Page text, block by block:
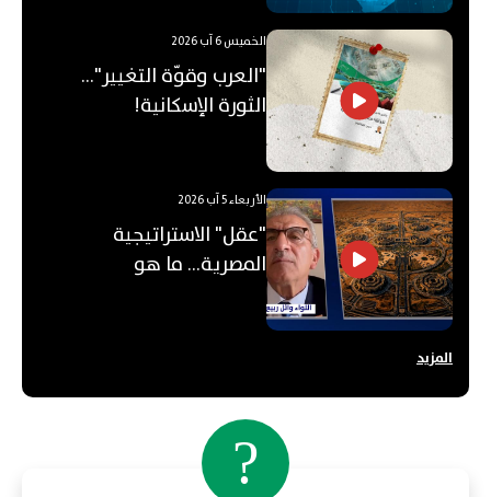
الخميس 6 آب 2026
"العرب وقوّة التغيير"...
الثورة الإسكانية!
الأربعاء 5 آب 2026
"عقل" الاستراتيجية
المصرية... ما هو
المزيد
?